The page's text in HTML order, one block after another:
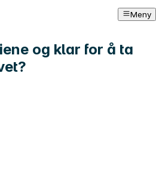
Meny
og klar for å ta